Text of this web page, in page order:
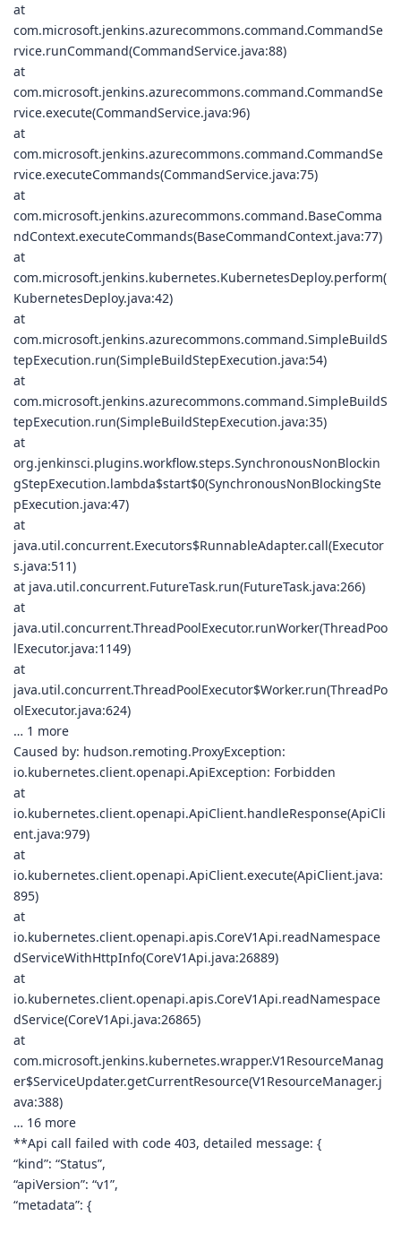
at
com.microsoft.jenkins.azurecommons.command.CommandSe
rvice.runCommand(CommandService.java:88)
at
com.microsoft.jenkins.azurecommons.command.CommandSe
rvice.execute(CommandService.java:96)
at
com.microsoft.jenkins.azurecommons.command.CommandSe
rvice.executeCommands(CommandService.java:75)
at
com.microsoft.jenkins.azurecommons.command.BaseComma
ndContext.executeCommands(BaseCommandContext.java:77)
at
com.microsoft.jenkins.kubernetes.KubernetesDeploy.perform(
KubernetesDeploy.java:42)
at
com.microsoft.jenkins.azurecommons.command.SimpleBuildS
tepExecution.run(SimpleBuildStepExecution.java:54)
at
com.microsoft.jenkins.azurecommons.command.SimpleBuildS
tepExecution.run(SimpleBuildStepExecution.java:35)
at
org.jenkinsci.plugins.workflow.steps.SynchronousNonBlockin
gStepExecution.lambda$start$0(SynchronousNonBlockingSte
pExecution.java:47)
at
java.util.concurrent.Executors$RunnableAdapter.call(Executor
s.java:511)
at java.util.concurrent.FutureTask.run(FutureTask.java:266)
at
java.util.concurrent.ThreadPoolExecutor.runWorker(ThreadPoo
lExecutor.java:1149)
at
java.util.concurrent.ThreadPoolExecutor$Worker.run(ThreadPo
olExecutor.java:624)
… 1 more
Caused by: hudson.remoting.ProxyException:
io.kubernetes.client.openapi.ApiException: Forbidden
at
io.kubernetes.client.openapi.ApiClient.handleResponse(ApiCli
ent.java:979)
at
io.kubernetes.client.openapi.ApiClient.execute(ApiClient.java:
895)
at
io.kubernetes.client.openapi.apis.CoreV1Api.readNamespace
dServiceWithHttpInfo(CoreV1Api.java:26889)
at
io.kubernetes.client.openapi.apis.CoreV1Api.readNamespace
dService(CoreV1Api.java:26865)
at
com.microsoft.jenkins.kubernetes.wrapper.V1ResourceManag
er$ServiceUpdater.getCurrentResource(V1ResourceManager.j
ava:388)
… 16 more
**Api call failed with code 403, detailed message: {
“kind”: “Status”,
“apiVersion”: “v1”,
“metadata”: {